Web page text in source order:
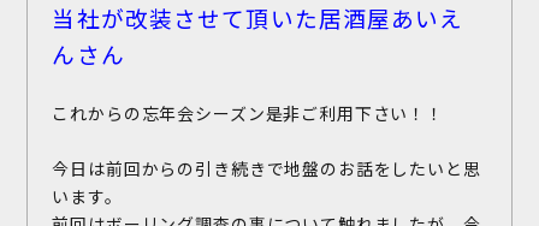
当社が改装させて頂いた居酒屋あいえ
んさん
これからの忘年会シーズン是非ご利用下さい！！
今日は前回からの引き続きで地盤のお話をしたいと思
います。